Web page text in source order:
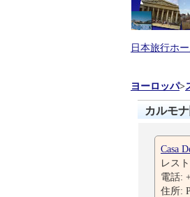
日本旅行ホ
ヨーロッパ>
カルモ
Casa
レス
電話:
住所: